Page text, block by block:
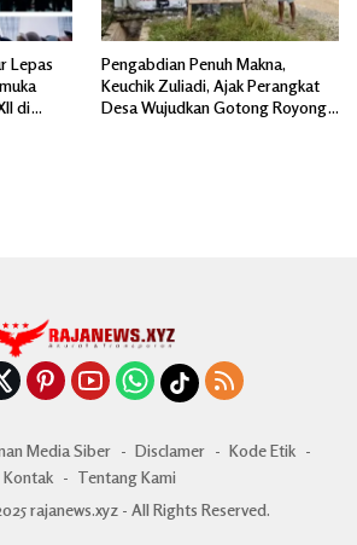
Lepas
di
Pengabdian Penuh Makna,
Keuchik Zuliadi, Ajak Perangkat
Desa Wujudkan Gotong Royong,
Media Siber Disclamer
Kode Etik
Kontak
Tentang Kami
rajanews.xyz - All Rights Reserved.